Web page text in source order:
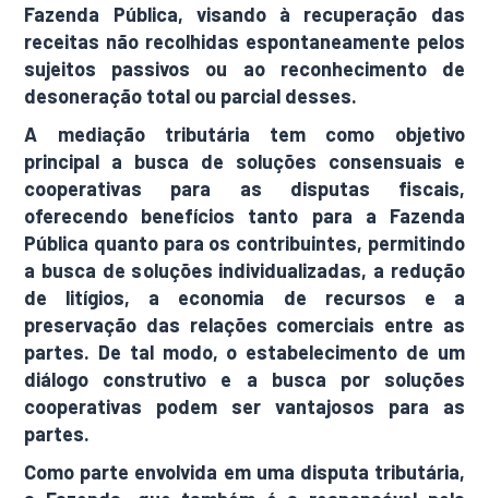
Fazenda Pública, visando à recuperação das
receitas não recolhidas espontaneamente pelos
sujeitos passivos ou ao reconhecimento de
desoneração total ou parcial desses.
A mediação tributária tem como objetivo
principal a busca de soluções consensuais e
cooperativas para as disputas fiscais,
oferecendo benefícios tanto para a Fazenda
Pública quanto para os contribuintes, permitindo
a busca de soluções individualizadas, a redução
de litígios, a economia de recursos e a
preservação das relações comerciais entre as
partes. De tal modo, o estabelecimento de um
diálogo construtivo e a busca por soluções
cooperativas podem ser vantajosos para as
partes.
Como parte envolvida em uma disputa tributária,